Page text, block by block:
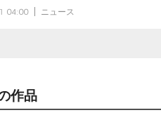
04:00 ニュース
作品